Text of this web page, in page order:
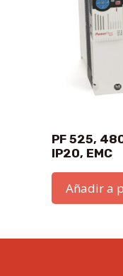
PF 525,
IP20, EMC
Añadir a